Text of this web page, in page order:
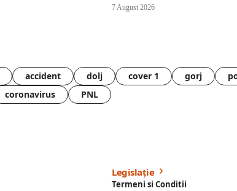
7 August 2026
accident dolj cover 1 gorj
coronavirus PNL
Legislație
Termeni si Conditii